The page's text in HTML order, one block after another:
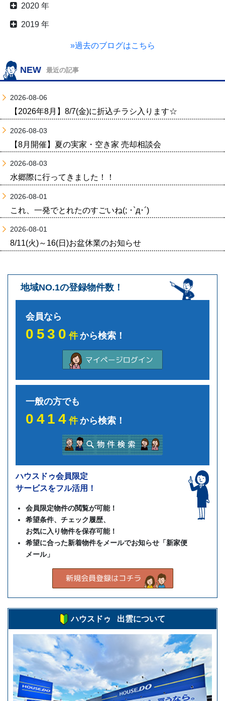
2020 年
2019 年
»過去のブログはこちら
NEW 最近の記事
2026-08-06
【2026年8月】8/7(金)に折込チラシ入ります☆
2026-08-03
【8月開催】夏の実家・空き家 売却相談会
2026-08-03
水郷際に行ってきました！！
2026-08-01
これ、一発でとれたのすごいね(; ･`д･´)
2026-08-01
8/11(火)～16(日)お盆休業のお知らせ
地域NO.1の登録物件数！
会員なら
0530件から検索！
一般の方でも
0414件から検索！
ハウスドゥ会員限定
サービスをフル活用！
会員限定物件の閲覧が可能！
希望条件、チェック履歴、
お気に入り物件を保存可能！
希望に合った新着物件をメールでお知らせ「新家便
メール」
ハウスドゥ 出雲について